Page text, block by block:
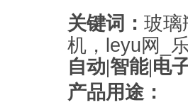
关键词： 玻璃
机，leyu网_
自动|智能|电
产品用途：